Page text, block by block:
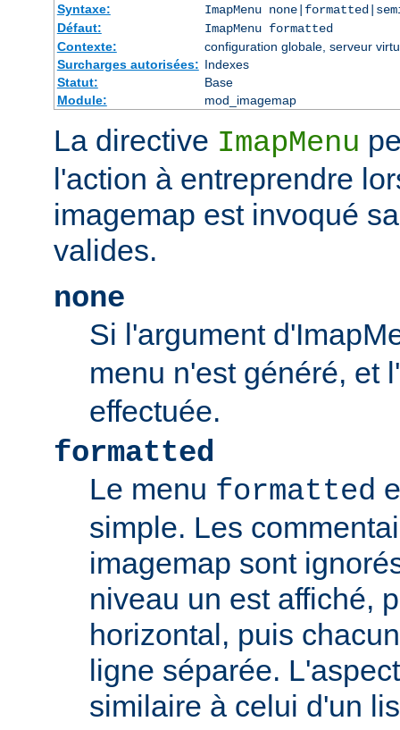
Syntaxe:
ImapMenu
Défaut:
ImapMenu formatted
Contexte:
configuration globale, serveur
Surcharges autorisées: Indexes
Statut:
Base
Module:
mod_imagemap
La directive ImapMenu
l'action à entreprendre
imagemap est invoqué
valides.
none
Si l'argument
menu n'est généré, et
effectuée.
formatted
Le menu formatted
simple. Les
imagemap sont
niveau un est affiché,
horizontal, puis
ligne séparée.
similaire à celui d'un